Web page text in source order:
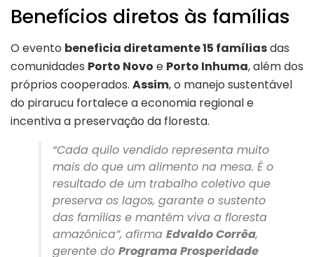
Benefícios diretos às famílias
O evento beneficia diretamente 15 famíliasdas
comunidades Porto Novo e Porto Inhuma, além dos
próprios cooperados. Assim, o manejo sustentável
do pirarucu fortalece a economia regional e
incentiva a preservação da floresta.
“Cada quilo vendido representa muito
mais do que um alimento na mesa. É o
resultado de um trabalho coletivo que
preserva os lagos, garante o sustento
das famílias e mantém viva a floresta
amazônica”, afirma Edvaldo Corrêa,
gerente do Programa Prosperidade